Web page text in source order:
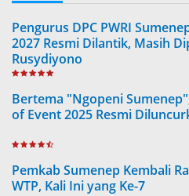
Pengurus DPC PWRI
2027 Resmi Dilantik, Masih
Rusydiyono
Bertema "Ngopeni
of Event 2025 Resmi
Pemkab Sumenep Kembali
WTP, Kali Ini yang Ke-7